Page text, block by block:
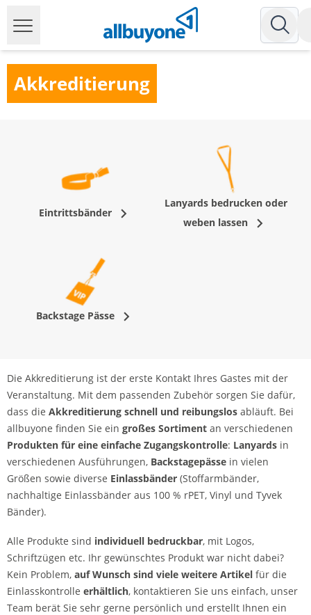
Akkreditierung
Eintrittsbänder
Lanyards bedrucken oder
weben lassen
Backstage Pässe
Die Akkreditierung ist der erste Kontakt Ihres Gastes mit der
Veranstaltung. Mit dem passenden Zubehör sorgen Sie dafür,
dass die Akkreditierung schnell und reibungslos abläuft. Bei
allbuyone finden Sie ein großes Sortiment an verschiedenen
Produkten für eine einfache Zugangskontrolle: Lanyards in
verschiedenen Ausführungen, Backstagepässe in vielen
Größen sowie diverse Einlassbänder (Stoffarmbänder,
nachhaltige Einlassbänder aus 100 % rPET, Vinyl und Tyvek
Bänder).
Alle Produkte sind individuell bedruckbar, mit Logos,
Schriftzügen etc. Ihr gewünschtes Produkt war nicht dabei?
Kein Problem, auf Wunsch sind viele weitere Artikel für die
Einlasskontrolle erhältlich, kontaktieren Sie uns einfach, unser
Team berät Sie sehr gerne persönlich und erstellt Ihnen ein